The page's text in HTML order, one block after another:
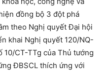
đồng bộ 3 đột phá
theo Nghị quyết Đại hội
khai Nghị quyết 120/NQ-
10/CT-TTg của Thủ tướng
ĐBSCL thích ứng với